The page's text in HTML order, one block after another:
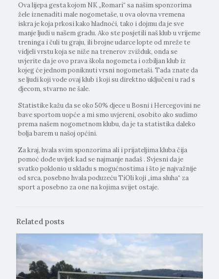
Ova lijepa gesta kojom NK „Romari“ sa našim sponzorima
žele iznenaditi male nogometaše, u ova olovna vremena
iskra je koja prkosi kako hladnoći, tako i dojmu da je sve
manje ljudi u našem gradu. Ako ste posjetili naš klub u vrijeme
treninga i čuli tu graju, ili brojne udarce lopte od mreže te
vidjeli vrstu koja se niže na trenerov zvižduk, onda se
uvjerite da je ovo prava škola nogometa i ozbiljan klub iz
kojeg će jednom poniknuti vrsni nogometaši. Tada znate da
se ljudi koji vode ovaj klub i koji su direktno uključeni u rad s
djecom, stvarno ne šale.
Statistike kažu da se oko 50% djece u Bosni i Hercegovini ne
bave sportom uopće a mi smo uvjereni, osobito ako sudimo
prema našem nogometnom klubu, da je ta statistika daleko
bolja barem u našoj općini.
Za kraj, hvala svim sponzorima ali i prijateljima kluba čija
pomoć dođe uvijek kad se najmanje nadaš . Svjesni da je
svatko poklonio u skladu s mogućnostima i što je najvažnije
od srca, posebno hvala poduzeću TiOli koji „ima sluha“ za
sport a posebno za one na kojima svijet ostaje.
Related posts